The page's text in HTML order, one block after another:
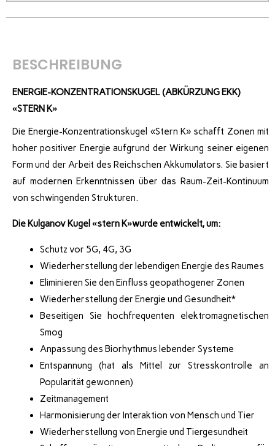
BESCHREIBUNG
ENERGIE-KONZENTRATIONSKUGEL (ABKÜRZUNG EKK)
«STERN K»
Die Energie-Konzentrationskugel «Stern K» schafft Zonen mit
hoher positiver Energie aufgrund der Wirkung seiner eigenen
Form und der Arbeit des Reichschen Akkumulators. Sie basiert
auf modernen Erkenntnissen über das Raum-Zeit-Kontinuum
von schwingenden Strukturen.
Die Kulganov Kugel «stern K»wurde entwickelt, um:
Schutz vor 5G, 4G, 3G
Wiederherstellung der lebendigen Energie des Raumes
Eliminieren Sie den Einfluss geopathogener Zonen
Wiederherstellung der Energie und Gesundheit*
Beseitigen Sie hochfrequenten elektromagnetischen
Smog
Anpassung des Biorhythmus lebender Systeme
Entspannung (hat als Mittel zur Stresskontrolle an
Popularität gewonnen)
Zeitmanagement
Harmonisierung der Interaktion von Mensch und Tier
Wiederherstellung von Energie und Tiergesundheit